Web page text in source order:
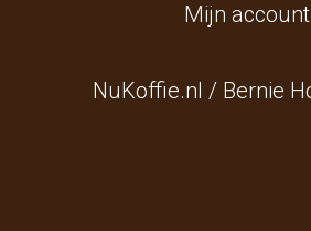
Mijn account
NuKoffie.nl / Bernie